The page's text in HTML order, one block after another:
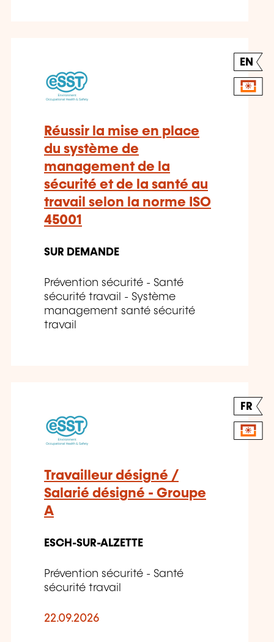
EN
Réussir la mise en place
du système de
management de la
sécurité et de la santé au
travail selon la norme ISO
45001
SUR DEMANDE
Prévention sécurité - Santé
sécurité travail - Système
management santé sécurité
travail
FR
Travailleur désigné /
Salarié désigné - Groupe
A
ESCH-SUR-ALZETTE
Prévention sécurité - Santé
sécurité travail
22.09.2026